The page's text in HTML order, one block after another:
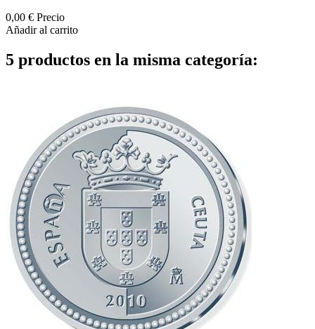
0,00 € Precio
Añadir al carrito
5 productos en la misma categoría: